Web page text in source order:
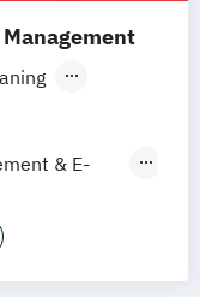
& E-